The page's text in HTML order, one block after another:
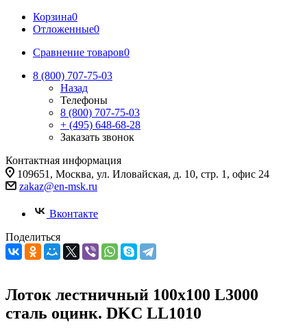
Корзина0
Отложенные0
Сравнение товаров0
8 (800) 707-75-03
Назад
Телефоны
8 (800) 707-75-03
+ (495) 648-68-28
Заказать звонок
Контактная информация
109651, Москва, ул. Иловайская, д. 10, стр. 1, офис 24
zakaz@en-msk.ru
Вконтакте
Поделиться
Лоток лестничный 100х100 L3000
сталь оцинк. DKC LL1010